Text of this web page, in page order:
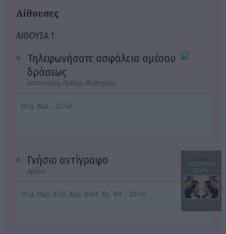
Αίθουσες
ΑΙΘΟΥΣΑ 1
Τηλεφωνήσατε ασφάλεια αμέσου
δράσεως
Αστυνομική, Θρίλερ, Μυστηρίου
Πέμ, Κυρ - 22:40
Γνήσιο αντίγραφο
Δράμα
Πέμ, Παρ, Σαβ, Κυρ, Δευτ, Τρ, Τετ - 20:45